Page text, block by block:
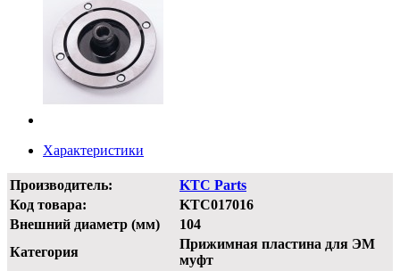
Характеристики
Производитель:
KTC Parts
Код товара:
KTC017016
Внешний диаметр (мм)
104
Категория
Прижимная пластина для ЭМ
муфт